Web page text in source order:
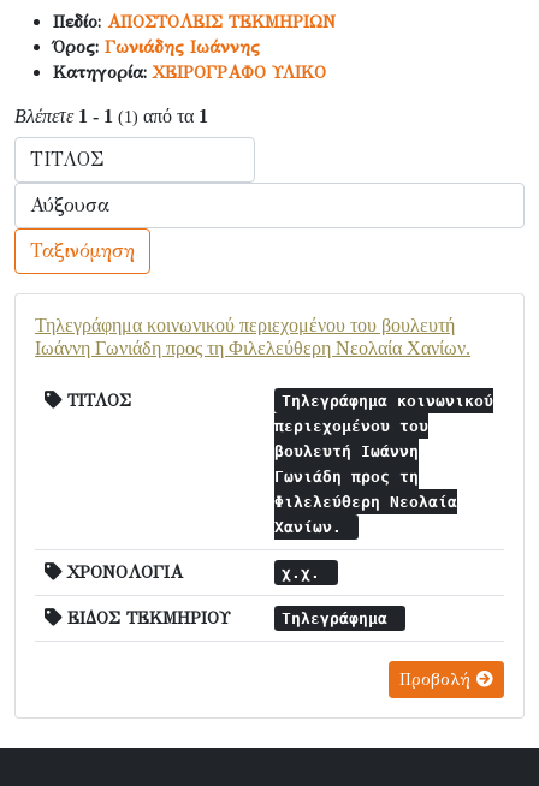
Πεδίο: ΑΠΟΣΤΟΛΕΙΣ ΤΕΚΜΗΡΙΩΝ
Όρος: Γωνιάδης Ιωάννης
Κατηγορία:ΧΕΙΡΟΓΡΑΦΟ ΥΛΙΚΟ
Βλέπετε 1 - 1 (1) από τα 1
Ταξινόμηση
Τηλεγράφημα κοινωνικού περιεχομένου του βουλευτή
Ιωάννη Γωνιάδη προς τη Φιλελεύθερη Νεολαία Χανίων.
ΤΙΤΛΟΣ
Τηλεγράφημα κοινωνικού
περιεχομένου του
βουλευτή Ιωάννη
Γωνιάδη προς τη
Φιλελεύθερη Νεολαία
Χανίων.
ΧΡΟΝΟΛΟΓΙΑ χ.χ.
ΕΙΔΟΣ ΤΕΚΜΗΡΙΟΥ Τηλεγράφημα
Προβολή